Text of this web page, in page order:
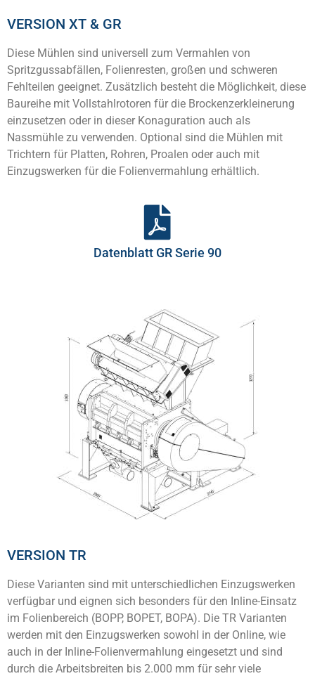
VERSION XT & GR
Diese Mühlen sind universell zum Vermahlen von
Spritzgussabfällen, Folienresten, großen und schweren
Fehlteilen geeignet. Zusätzlich besteht die Möglichkeit, diese
Baureihe mit Vollstahlrotoren für die Brockenzerkleinerung
einzusetzen oder in dieser Konaguration auch als
Nassmühle zu verwenden. Optional sind die Mühlen mit
Trichtern für Platten, Rohren, Proalen oder auch mit
Einzugswerken für die Folienvermahlung erhältlich.
Datenblatt GR Serie 90
VERSION TR
Diese Varianten sind mit unterschiedlichen Einzugswerken
verfügbar und eignen sich besonders für den Inline-Einsatz
im Folienbereich (BOPP, BOPET, BOPA). Die TR Varianten
werden mit den Einzugswerken sowohl in der Online, wie
auch in der Inline-Folienvermahlung eingesetzt und sind
durch die Arbeitsbreiten bis 2.000 mm für sehr viele